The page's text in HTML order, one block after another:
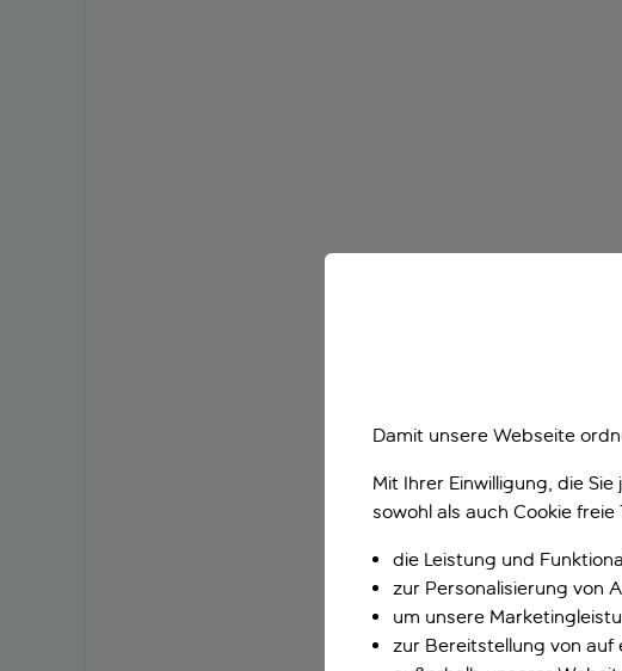
Damit unsere Webseite
Mit Ihrer Einwilligung, die
sowohl als auch Cookie freie
die Leistung und
zur Personalisierung von
um unsere
zur Bereitstellung von